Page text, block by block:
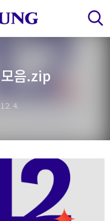
검색 레이어 열기
음.zip
4.